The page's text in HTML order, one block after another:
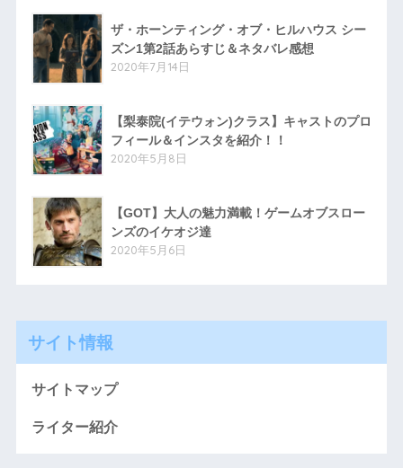
ザ・ホーンティング・オブ・ヒルハウス シー
ズン1第2話あらすじ＆ネタバレ感想
2020年7月14日
【梨泰院(イテウォン)クラス】キャストのプロ
フィール＆インスタを紹介！！
2020年5月8日
【GOT】大人の魅力満載！ゲームオブスロー
ンズのイケオジ達
2020年5月6日
サイト情報
サイトマップ
ライター紹介